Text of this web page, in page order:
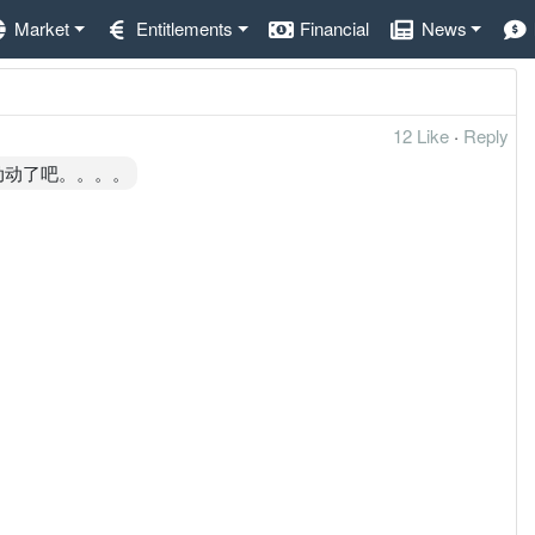
Market Entitlements Financial News
12 Like · Reply
了吧。。。。